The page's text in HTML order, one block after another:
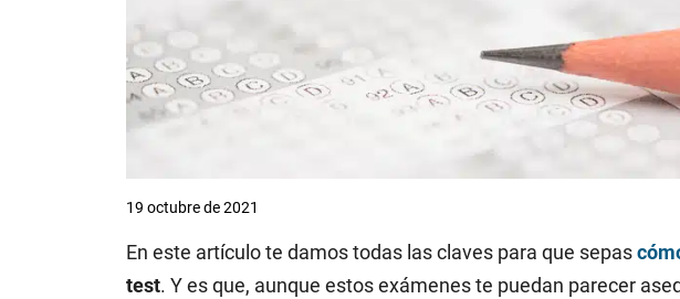
19 octubre de 2021
En este artículo te damos todas las claves para que sepas
test. Y es que, aunque estos exámenes te puedan parecer